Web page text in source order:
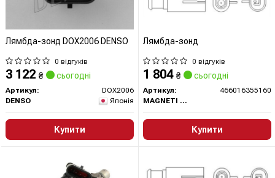
Лямбда-зонд DOX2006 DENSO
0 відгуків
3 122 ₴ сьогодні
Артикул:
DOX2006
DENSO
Японія
Купити
Лямбда-зонд
0 відгуків
1 804 ₴ сьогодні
Артикул:
466016355160
MAGNETI MARELLI
Купити